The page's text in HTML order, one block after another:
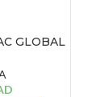
GLOBAL